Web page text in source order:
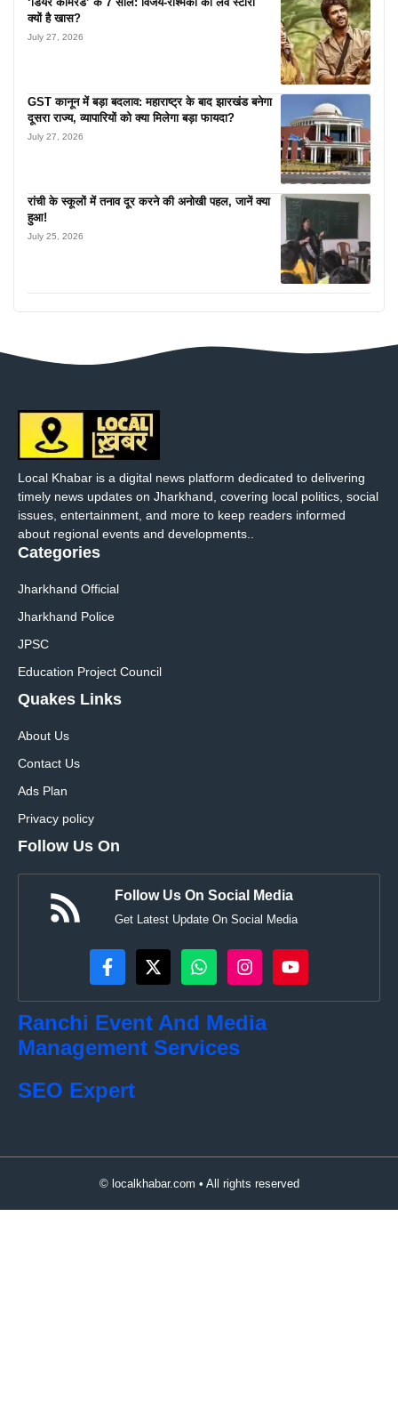
क्यों है खास?
July 27, 2026
GST कानून में बड़ा बदलाव: महाराष्ट्र के बाद झारखंड बनेगा
दूसरा राज्य, व्यापारियों को क्या मिलेगा बड़ा फायदा?
July 27, 2026
रांची के स्कूलों में तनाव दूर करने की अनोखी पहल, जानें क्या
हुआ!
July 25, 2026
Local Khabar is a digital news platform dedicated to delivering
timely news updates on Jharkhand, covering local politics, social
issues, entertainment, and more to keep readers informed
about regional events and developments..
Categories
Jharkhand Official
Jharkhand Police
JPSC
Education Project Council
Quakes Links
About Us
Contact Us
Ads Plan
Privacy policy
Follow Us On
Follow Us On Social Media
Get Latest Update On Social Media
Ranchi Event And Media
Management Services
SEO Expert
© localkhabar.com • All rights reserved